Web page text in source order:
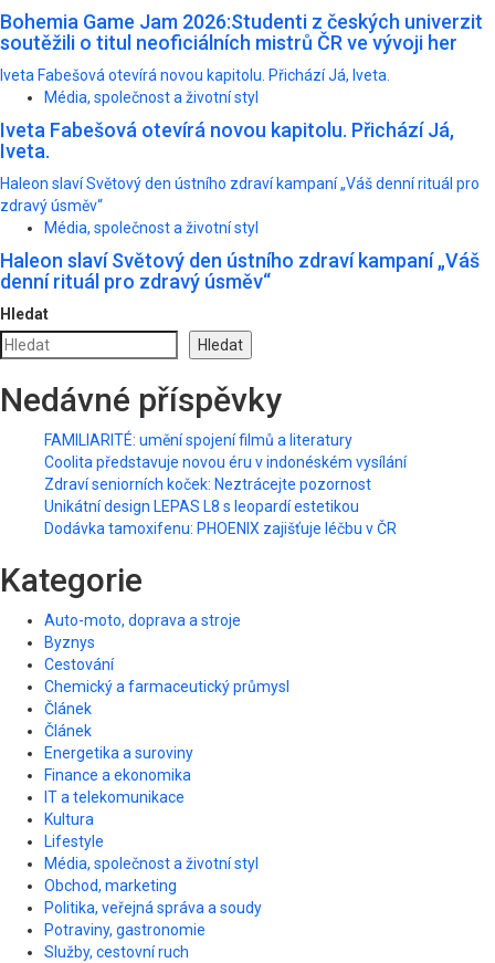
Bohemia Game Jam 2026:Studenti z českých univerzit
soutěžili o titul neoficiálních mistrů ČR ve vývoji her
Iveta Fabešová otevírá novou kapitolu. Přichází Já, Iveta.
Média, společnost a životní styl
Iveta Fabešová otevírá novou kapitolu. Přichází Já,
Iveta.
Haleon slaví Světový den ústního zdraví kampaní „Váš denní rituál pro
zdravý úsměv“
Média, společnost a životní styl
Haleon slaví Světový den ústního zdraví kampaní „Váš
denní rituál pro zdravý úsměv“
Hledat
Hledat
Nedávné příspěvky
FAMILIARITÉ: umění spojení filmů a literatury
Coolita představuje novou éru v indonéském vysílání
Zdraví seniorních koček: Neztrácejte pozornost
Unikátní design LEPAS L8 s leopardí estetikou
Dodávka tamoxifenu: PHOENIX zajišťuje léčbu v ČR
Kategorie
Auto-moto, doprava a stroje
Byznys
Cestování
Chemický a farmaceutický průmysl
Článek
Článek
Energetika a suroviny
Finance a ekonomika
IT a telekomunikace
Kultura
Lifestyle
Média, společnost a životní styl
Obchod, marketing
Politika, veřejná správa a soudy
Potraviny, gastronomie
Služby, cestovní ruch